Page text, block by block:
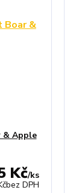
& Apple
Kč/ks
bez DPH